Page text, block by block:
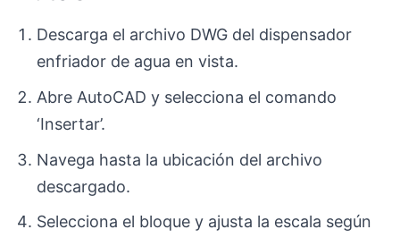
Descarga el archivo DWG del dispensador
enfriador de agua en vista.
Abre AutoCAD y selecciona el comando
‘Insertar’.
Navega hasta la ubicación del archivo
descargado.
Selecciona el bloque y ajusta la escala según